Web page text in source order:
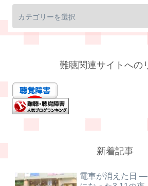
難聴関連サイトへの
新着記事
電車が消えた日